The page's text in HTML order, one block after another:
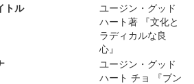
トル
ユージン・グッド
ハート著 『文化と
ラディカルな良
心』
ユージン・グッド
ハート チョ 『ブン